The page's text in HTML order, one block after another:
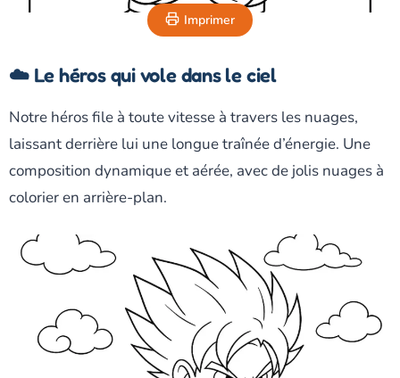
Imprimer
☁️ Le héros qui vole dans le ciel
Notre héros file à toute vitesse à travers les nuages,
laissant derrière lui une longue traînée d’énergie. Une
composition dynamique et aérée, avec de jolis nuages à
colorier en arrière-plan.